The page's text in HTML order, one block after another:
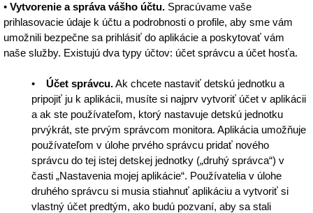
•Vytvorenie a správa vášho účtu. Spracúvame vaše
prihlasovacie údaje k účtu a podrobnosti o profile, aby sme vám
umožnili bezpečne sa prihlásiť do aplikácie a poskytovať vám
naše služby. Existujú dva typy účtov: účet správcu a účet hosťa.
•Účet správcu.Ak chcete nastaviť detskú jednotku a
pripojiť ju k aplikácii, musíte si najprv vytvoriť účet v aplikácii
a ak ste používateľom, ktorý nastavuje detskú jednotku
prvýkrát, ste prvým správcom monitora. Aplikácia umožňuje
používateľom v úlohe prvého správcu pridať nového
správcu do tej istej detskej jednotky („druhý správca“) v
časti „Nastavenia mojej aplikácie“. Používatelia v úlohe
druhého správcu si musia stiahnuť aplikáciu a vytvoriť si
vlastný účet predtým, ako budú pozvaní, aby sa stali